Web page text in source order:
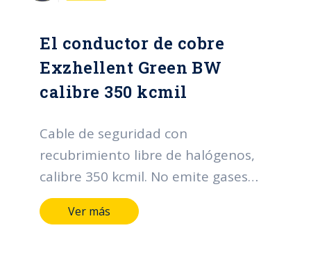
El conductor de cobre
Exzhellent Green BW
calibre 350 kcmil
Cable de seguridad con
recubrimiento libre de halógenos,
calibre 350 kcmil. No emite gases
téxicos en caso de incendio.
Ver más